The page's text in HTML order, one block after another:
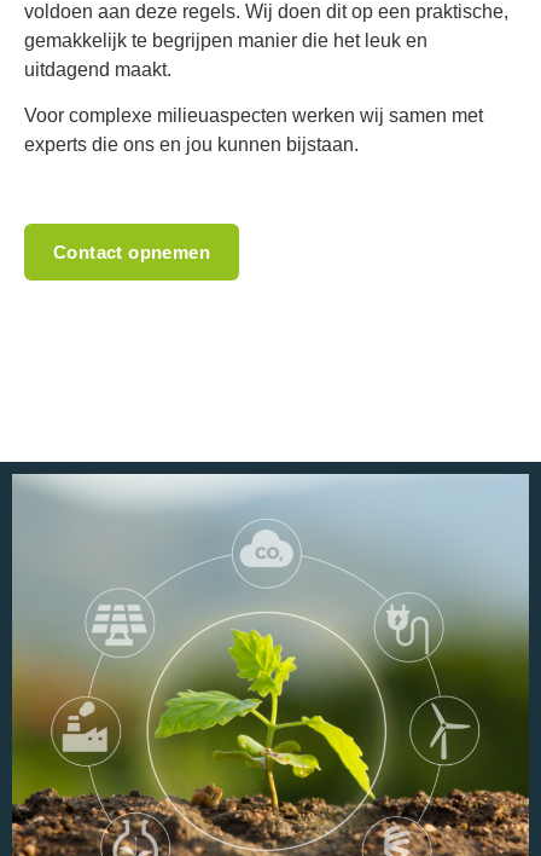
voldoen aan deze regels. Wij doen dit op een praktische,
gemakkelijk te begrijpen manier die het leuk en
uitdagend maakt.
Voor complexe milieuaspecten werken wij samen met
experts die ons en jou kunnen bijstaan.
Contact opnemen